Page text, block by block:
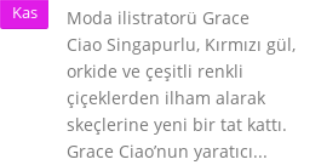
Kas
Moda ilistratorü Grace
Ciao Singapurlu, Kırmızı gül,
orkide ve çeşitli renkli
çiçeklerden ilham alarak
skeçlerine yeni bir tat kattı.
Grace Ciao’nun yaratıcı...